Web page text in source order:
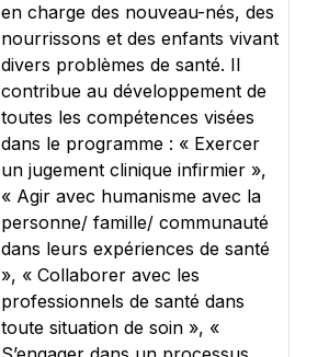
en charge des nouveau-nés, des
nourrissons et des enfants vivant
divers problèmes de santé. Il
contribue au développement de
toutes les compétences visées
dans le programme : « Exercer
un jugement clinique infirmier »,
« Agir avec humanisme avec la
personne/ famille/ communauté
dans leurs expériences de santé
», « Collaborer avec les
professionnels de santé dans
toute situation de soin », «